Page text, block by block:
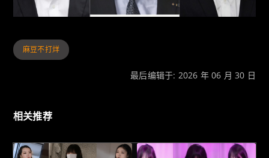
麻豆不打烊
最后编辑于: 2026 年 06 月 30 日
相关推荐